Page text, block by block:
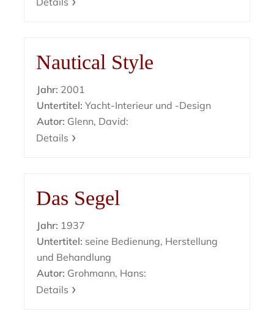
Nautical Style
Jahr: 2001
Untertitel: Yacht-Interieur und -Design
Autor: Glenn, David:
Details
Das Segel
Jahr: 1937
Untertitel: seine Bedienung, Herstellung
und Behandlung
Autor: Grohmann, Hans:
Details